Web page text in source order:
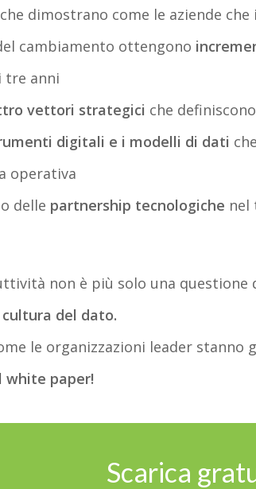
dimostrano come le aziende
cambiamento ottengono
tre anni
vettori strategici che
digitali e i modelli di dati
operativa
delle partnership tecnologiche nel
non è più solo una questione
del dato.
le organizzazioni leader
white paper!
Scarica